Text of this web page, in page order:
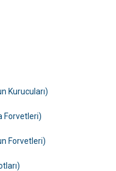
Kurucuları)
Forvetleri)
Forvetleri)